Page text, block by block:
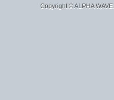
Copyright © ALPHA